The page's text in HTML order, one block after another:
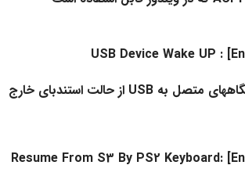
اینکه سیستم با دستگاههای متصل به USB از حالت استندبای خارج